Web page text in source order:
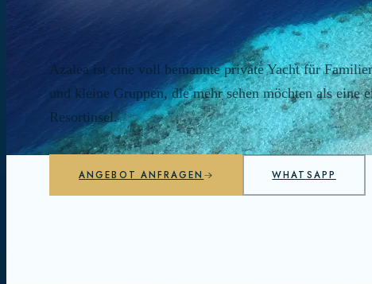
Azalea ist eine voll bemannte private Yacht für
und kleine Gruppen, die mehr sehen möchten als eine
Resortinsel.
ANGEBOT ANFRAGEN WHATSAPP